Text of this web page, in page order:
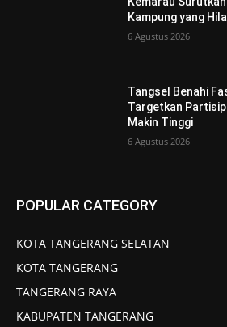
Kampung yang
6 Agustus 2026
Tangsel Benahi
Targetkan
Makin Tinggi
6 Agustus 2026
POPULAR CATEGORY
KOTA TANGERANG SELATAN
KOTA TANGERANG
TANGERANG RAYA
KABUPATEN TANGERANG